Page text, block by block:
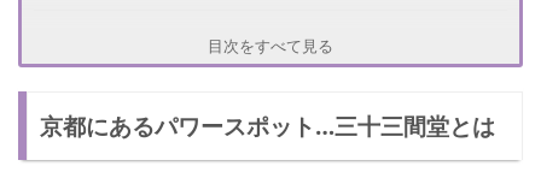
目次をすべて見る
京都にあるパワースポット…三十三間堂とは